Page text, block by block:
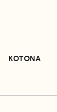
KOTONA